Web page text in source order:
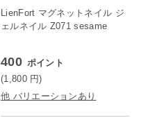
LienFort マグネットネイル ジ
ェルネイル Z071 sesame
400 ポイント
(1,800 円)
他 バリエーションあり